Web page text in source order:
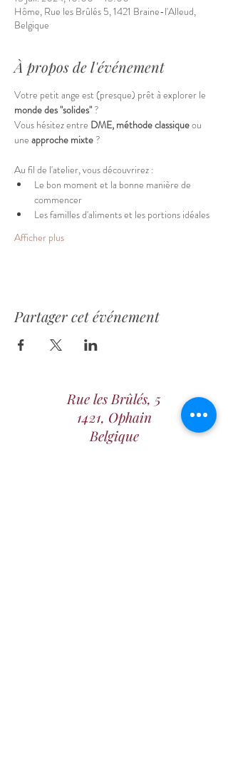
Hôme, Rue les Brûlés 5, 1421 Braine-l'Alleud,
Belgique
À propos de l'événement
Votre petit ange est (presque) prêt à explorer le
monde des "solides" ?
Vous hésitez entre DME, méthode classique ou
une approche mixte ?
Au fil de l'atelier, vous découvrirez :
Le bon moment et la bonne manière de
commencer
Les familles d'aliments et les portions idéales
Afficher plus
Partager cet événement
Rue les Brûlés, 5
1421, Ophain
Belgique